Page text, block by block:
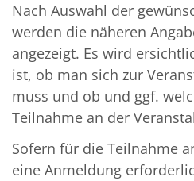
Nach Auswahl der
werden die näheren
angezeigt. Es wird
ist, ob man sich zur
muss und ob und ggf.
Teilnahme an der
Sofern für die Teilnahme
eine Anmeldung